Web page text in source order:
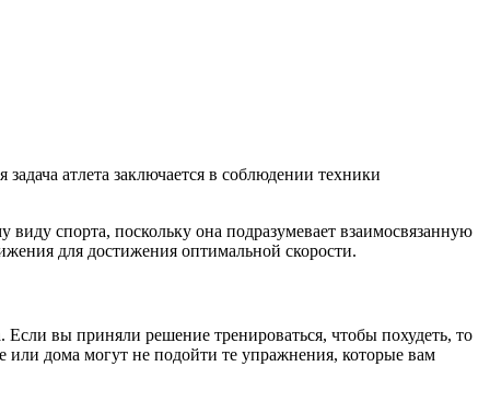
атлета заключается в соблюдении техники
спорта, поскольку она подразумевает взаимосвязанную
для достижения оптимальной скорости.
вы приняли решение тренироваться, чтобы похудеть, то
или дома могут не подойти те упражнения, которые вам